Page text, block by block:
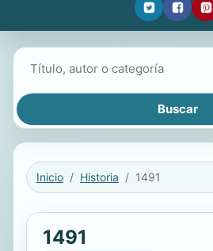
Inicio Historia 1491
1491